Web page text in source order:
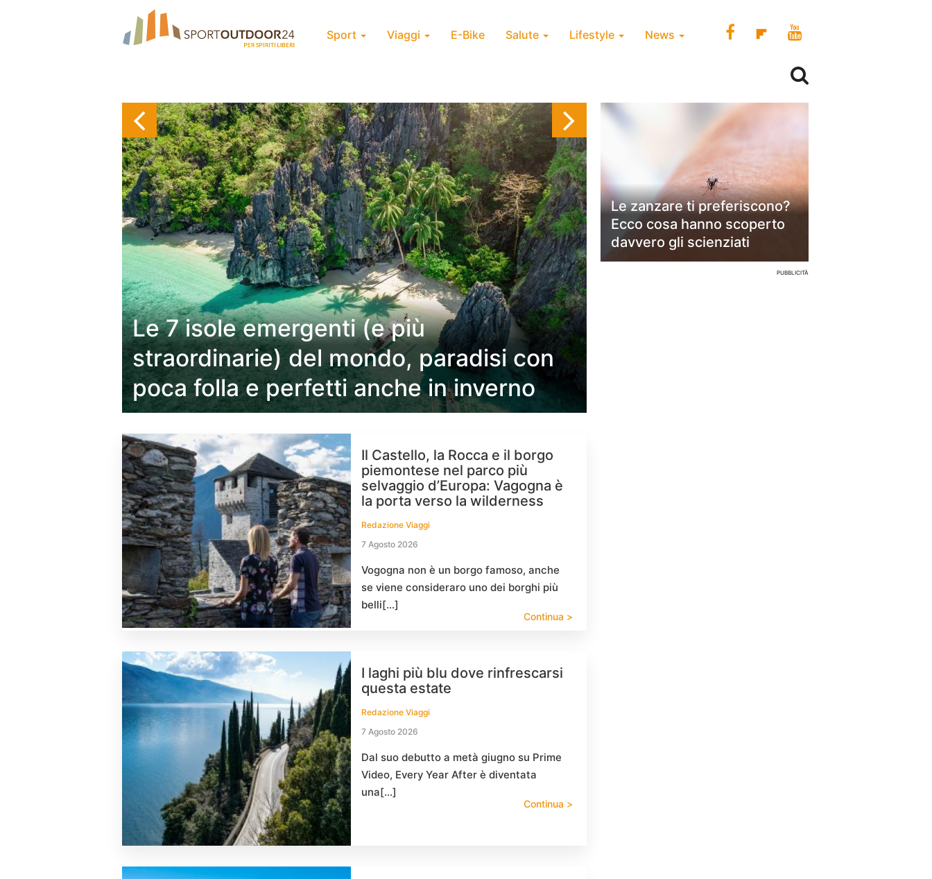
Sport Viaggi E-Bike Salute Lifestyle News
Le 7 isole emergenti (e più
straordinarie) del mondo, paradisi con
poca folla e perfetti anche in inverno
Il Castello, la Rocca e il borgo
piemontese nel parco più
selvaggio d’Europa: Vagogna è
la porta verso la wilderness
Redazione Viaggi
7 Agosto 2026
Vogogna non è un borgo famoso, anche
se viene consideraro uno dei borghi più
belli[…]
Continua >
I laghi più blu dove rinfrescarsi
questa estate
Redazione Viaggi
7 Agosto 2026
Dal suo debutto a metà giugno su Prime
Video, Every Year After è diventata
una[…]
Continua >
Le zanzare ti preferiscono?
Ecco cosa hanno scoperto
davvero gli scienziati
PUBBLICITÀ